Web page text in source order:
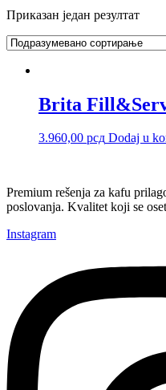
Приказан један резултат
Brita
3.960,00 рсд Dodaj u
Premium rešenja za kafu
poslovanja. Kvalitet koji se
Instagram